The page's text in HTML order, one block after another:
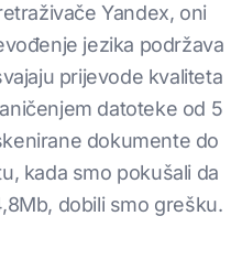
Yandex, oni
jezika podržava
prijevode kvaliteta
datoteke od 5
dokumente do
kada smo pokušali da
dobili smo grešku.